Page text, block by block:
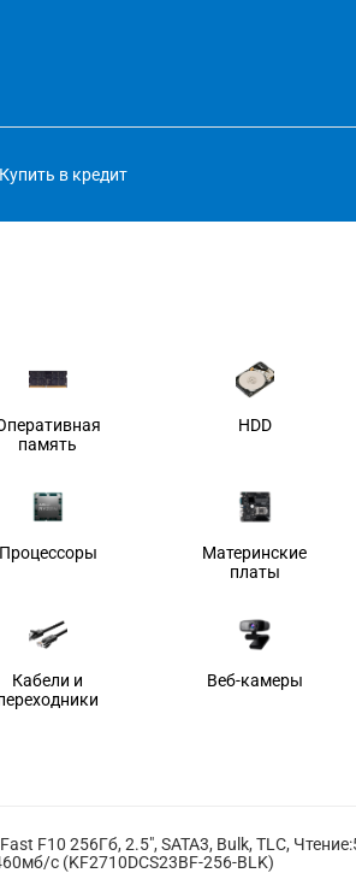
Купить в кредит
память
HDD
Процессоры
Материнские
платы
Кабели и
Веб-камеры
F10 256Гб, 2.5", SATA3, Bulk, TLC,
с (KF2710DCS23BF-256-BLK)